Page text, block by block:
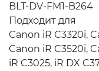
BLT-DV-FM1-B264
Подходит для
Canon iR C3320i,
Canon iR C3520i,
iR C3025, iR DX